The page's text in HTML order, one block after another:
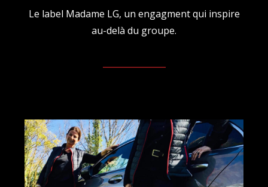
Le label Madame LG, un engagment qui inspire
au-delà du groupe.